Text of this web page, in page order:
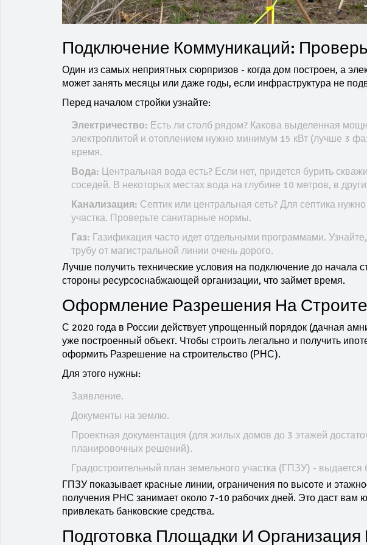
Подключение Коммуникаций:
Один из самых неприятных сюрпризов - когда дом построен, а
может занять месяцы или даже годы, если инфраструктура не
Перед началом стройки узнайте:
Электричество: Есть ли столб рядом? Какова выделенная
электроплитой и отоплением нужно минимум 15 кВт (лучше 3
время.
Вода: Центральная вода есть? Если нет, придется бурить
соседей. В некоторых местах вода на глубине 10 метров, в
Канализация: Септик или центральная сеть? Для септика
участка. Проверьте санитарные нормы.
Газ: Газификация часто идет отдельными программами. Узнайте,
трубу от магистральной линии очень дорого.
Лучше получить технические условия на подключение до начала
стороны ресурсоснабжающей организации, что займет время.
Оформление Разрешения На
С 2020 года в России действует упрощенный порядок (дачная
уже построенный объект. Чтобы строить легально и получить
оформить Разрешение на строительство (РНС).
Для этого нужны:
Заявление.
Документы на землю.
Проектная документация (для жилых домов до 3 этажей
планировочных решений).
Градостроительный план земельного участка (ГПЗУ) -
ГПЗУ показывает красные линии, ограничения по высоте и
получения РНС занимает около 7-10 рабочих дней. Это даст вам
привлекать банковские средства.
Подготовка Площадки И